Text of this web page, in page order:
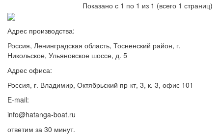
Показано с 1 по 1 из 1 (всего 1 страниц)
Адрес производства:
Россия, Ленинградская область, Тосненский район, г.
Никольское, Ульяновское шоссе, д. 5
Адрес офиса:
Россия, г. Владимир, Октябрьский пр-кт, 3, к. 3, офис 101
E-mail:
info@hatanga-boat.ru
ответим за 30 минут.